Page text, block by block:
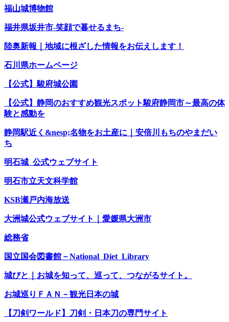
福山城博物館
福井県坂井市-笑顔で暮せるまち-
陸奥新報｜地域に根ざした情報をお伝えします！
石川県ホームページ
【公式】駿府城公園
【公式】静岡のおすすめ観光スポット駿府静岡市～最高の体
験と感動を
静岡駅近く&nesp;名物をお土産に｜安倍川もちのやまだい
ち
明石城 公式ウェブサイト
明石市立天文科学館
KSB瀬戸内海放送
大洲城公式ウェブサイト｜愛媛県大洲市
総務省
国立国会図書館－National Diet Library
城びと｜お城を知って、巡って、つながるサイト。
お城巡りＦＡＮ－観光日本の城
【刀剣ワールド】刀剣・日本刀の専門サイト